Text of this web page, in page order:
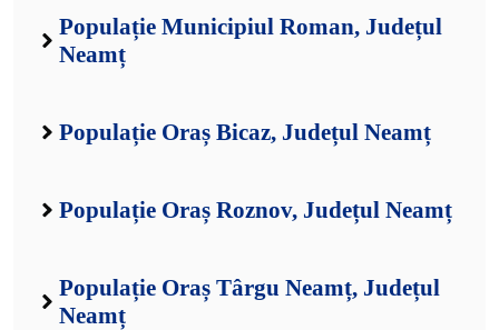
Populație Municipiul Roman, Județul
Neamț
Populație Oraș Bicaz, Județul Neamț
Populație Oraș Roznov, Județul Neamț
Populație Oraș Târgu Neamț, Județul
Neamț